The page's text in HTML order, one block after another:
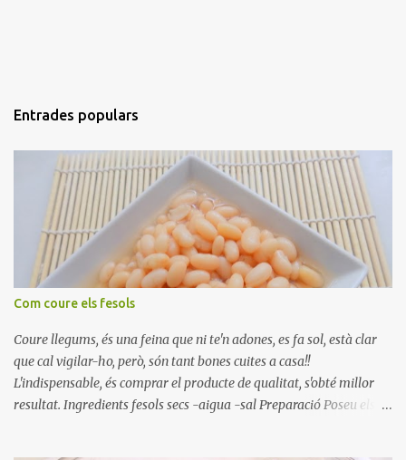
Entrades populars
Com coure els fesols
Coure llegums, és una feina que ni te'n adones, es fa sol, està clar
que cal vigilar-ho, però, són tant bones cuites a casa!!
L'indispensable, és comprar el producte de qualitat, s'obté millor
resultat. Ingredients fesols secs -aigua -sal Preparació Poseu els